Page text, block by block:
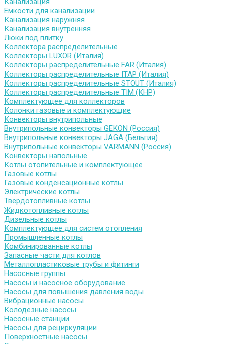
Емкости для канализации
Канализация наружняя
Канализация внутренняя
Люки под плитку
Коллектора распределительные
Коллекторы LUXOR (Италия)
Коллекторы распределительные FAR (Италия)
Коллекторы распределительные ITAP (Италия)
Коллекторы распределительные STOUT (Италия)
Коллекторы распределительные TIM (КНР)
Комплектующее для коллекторов
Колонки газовые и комплектующие
Конвекторы внутрипольные
Внутрипольные конвекторы GEKON (Россия)
Внутрипольные конвекторы JAGA (Бельгия)
Внутрипольные конвекторы VARMANN (Россия)
Конвекторы напольные
Котлы отопительные и комплектующее
Газовые котлы
Газовые конденсационные котлы
Электрические котлы
Твердотопливные котлы
Жидкотопливные котлы
Дизельные котлы
Комплектующее для систем отопления
Промышленные котлы
Комбинированные котлы
Запасные части для котлов
Металлопластиковые трубы и фитинги
Насосные группы
Насосы и насосное оборудование
Насосы для повышения давления воды
Вибрационные насосы
Колодезные насосы
Насосные станции
Насосы для рециркуляции
Поверхностные насосы